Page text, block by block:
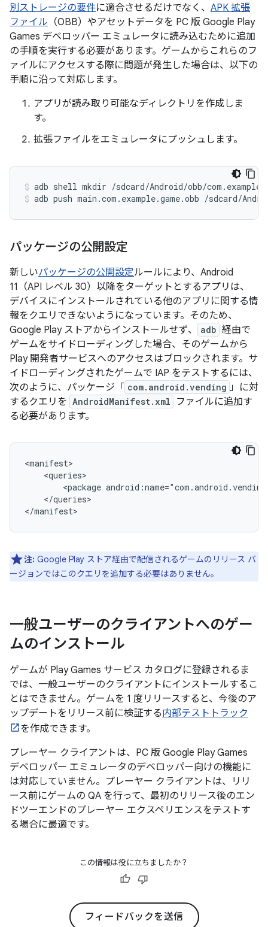
別ストレージの要件に適合させるだけでなく、 APK 拡張
ファイル （OBB）やアセットデータを PC 版 Google Play
Games デベロッパー エミュレータに読み込むために追加
の手順を実行する必要があります。ゲームからこれらのフ
ァイルにアクセスする際に問題が発生した場合は、以下の
手順に沿って対応します。
アプリが読み取り可能なディレクトリを作成しま
す。
拡張ファイルをエミュレータにプッシュします。
adb shell mkdir /sdcard/Android/obb/
adb push main.com.example.game.obb /sdcard/
パッケージの公開設定
新しいパッケージの公開設定ルールにより、Android
11（API レベル 30）以降をターゲットとするアプリは、
デバイスにインストールされている他のアプリに関する情
報をクエリできないようになっています。そのため、
Google Play ストアからインストールせず、
adb 経由で
ゲームをサイドローディングした場合、そのゲームから
Play 開発者サービスへのアクセスはブロックされます。サ
イドローディングされたゲームで IAP をテストするには、
次のように、パッケージ「 com.android.vending 」に対
するクエリを AndroidManifest.xml
ファイルに追加す
る必要があります。
<package
</queries>
注: Google Play ストア経由で配信されるゲームのリリース バ
ージョンではこのクエリを追加する必要はありません。
一般ユーザーのクライアントへのゲー
ムのインストール
ゲームが Play Games サービス カタログに登録されるま
では、一般ユーザーのクライアントにインストールするこ
とはできません。ゲームを 1 度リリースすると、今後のア
ップデートをリリース前に検証する内部テストトラック
を作成できます。
プレーヤー クライアントは、PC 版 Google Play Games
デベロッパー エミュレータのデベロッパー向けの機能に
は対応していません。プレーヤー クライアントは、リリ
ース前にゲームの QA を行って、最初のリリース後のエン
ドツーエンドのプレーヤー エクスペリエンスをテストす
る場合に最適です。
この情報は役に立ちましたか？
フィードバックを送信